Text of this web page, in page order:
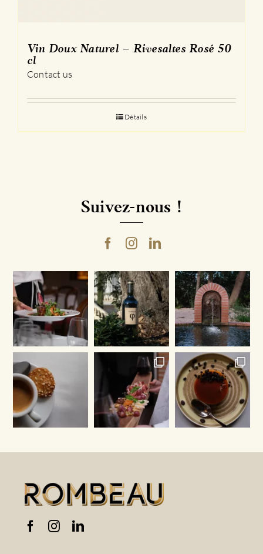
Vin Doux Naturel – Rivesaltes Rosé 50
cl
Contact us
Détails
Suivez-nous !